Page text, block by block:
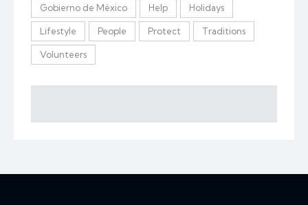
Gobierno de México Help Holidays
Lifestyle People Protect Traditions
Volunteers